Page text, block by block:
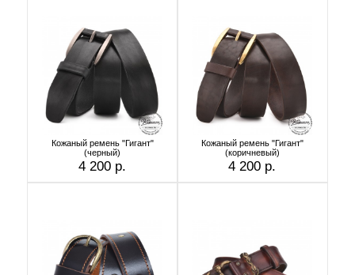
Кожаный ремень "Гигант"
(черный)
4 200 р.
Кожаный ремень "Гигант"
(коричневый)
4 200 р.